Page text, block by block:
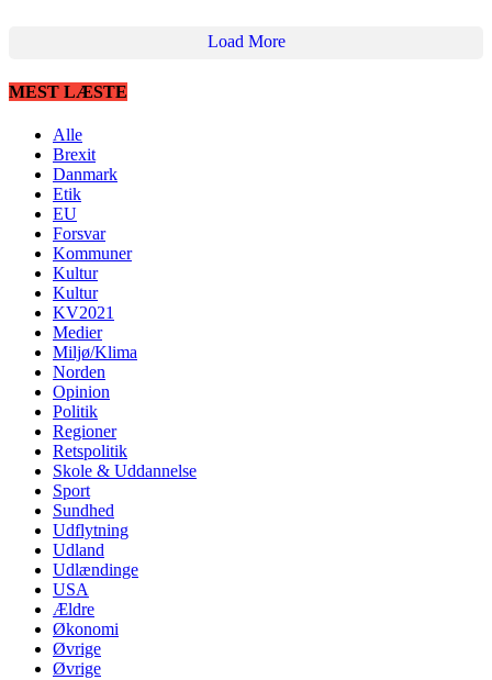
Load More
MEST LÆSTE
Alle
Brexit
Danmark
Etik
EU
Forsvar
Kommuner
Kultur
Kultur
KV2021
Medier
Miljø/Klima
Norden
Opinion
Politik
Regioner
Retspolitik
Skole & Uddannelse
Sport
Sundhed
Udflytning
Udland
Udlændinge
USA
Ældre
Økonomi
Øvrige
Øvrige